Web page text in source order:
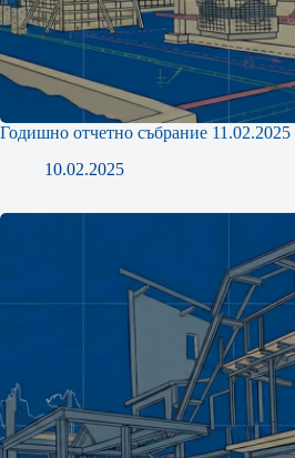
Годишно отчетно събрание 11.02.2025
10.02.2025